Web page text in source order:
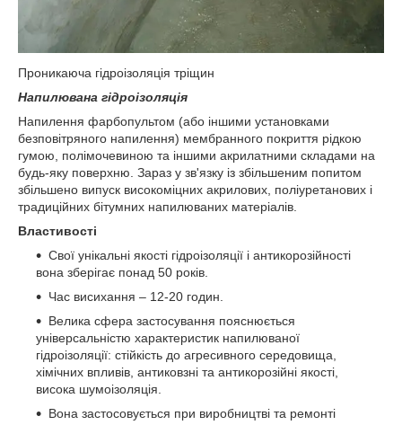
Проникаюча гідроізоляція тріщин
Напилювана гідроізоляція
Напилення фарбопультом (або іншими установками
безповітряного напилення) мембранного покриття рідкою
гумою, полімочевиною та іншими акрилатними складами на
будь-яку поверхню. Зараз у зв'язку із збільшеним попитом
збільшено випуск високоміцних акрилових, поліуретанових і
традиційних бітумних напилюваних матеріалів.
Властивості
Свої унікальні якості гідроізоляції і антикорозійності
вона зберігає понад 50 років.
Час висихання – 12-20 годин.
Велика сфера застосування пояснюється
універсальністю характеристик напилюваної
гідроізоляції: стійкість до агресивного середовища,
хімічних впливів, антиковзні та антикорозійні якості,
висока шумоізоляція.
Вона застосовується при виробництві та ремонті